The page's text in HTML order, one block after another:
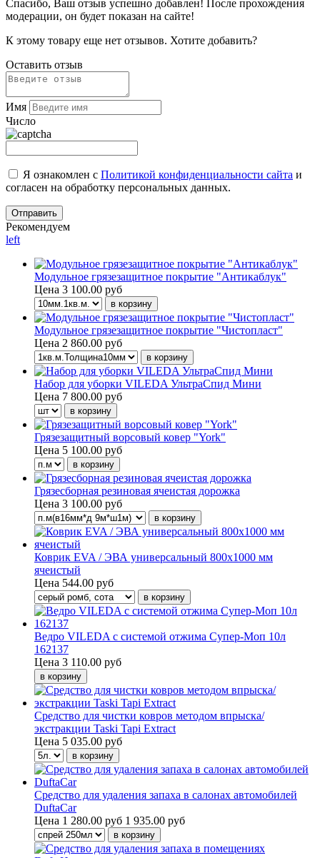
Спасибо, Ваш отзыв успешно добавлен!
После прохождения
модерации, он будет показан на сайте!
К этому товару еще нет отзывов. Хотите добавить?
Оставить отзыв
Имя
Число
Я ознакомлен с Политикой конфиденциальности сайта и
согласен на обработку персональных данных.
Рекомендуем
left
Модульное грязезащитное покрытие "Антикаблук"
Цена 3 100.00 руб
Модульное грязезащитное покрытие "Чистопласт"
Цена 2 860.00 руб
Набор для уборки VILEDA УльтраСпид Мини
Цена 7 800.00 руб
Грязезащитный ворсовый ковер "York"
Цена 5 100.00 руб
Грязесборная резиновая ячеистая дорожка
Цена 3 100.00 руб
Коврик EVA / ЭВА универсальный 800х1000 мм
ячеистый
Цена 544.00 руб
Ведро VILEDA с системой отжима Супер-Моп 10л
162137
Цена 3 110.00 руб
Средство для чистки ковров методом впрыска/
экстракции Taski Tapi Extract
Цена 5 035.00 руб
Средство для удаления запаха в салонах автомобилей
DuftaCar
Цена 1 280.00 руб 1 935.00 руб